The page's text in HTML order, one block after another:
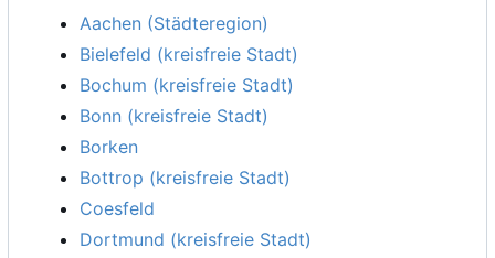
Aachen (Städteregion)
Bielefeld (kreisfreie Stadt)
Bochum (kreisfreie Stadt)
Bonn (kreisfreie Stadt)
Borken
Bottrop (kreisfreie Stadt)
Coesfeld
Dortmund (kreisfreie Stadt)